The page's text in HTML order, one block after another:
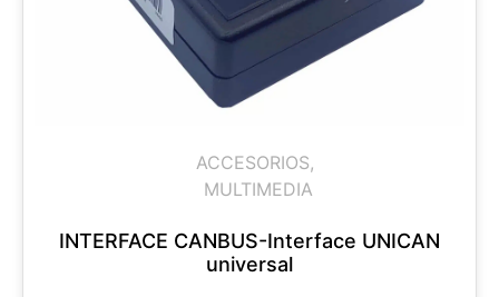
ACCESORIOS,
MULTIMEDIA
INTERFACE CANBUS-Interface UNICAN
universal